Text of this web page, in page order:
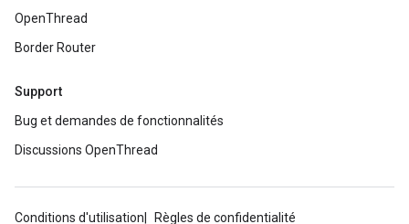
OpenThread
Border Router
Support
Bug et demandes de fonctionnalités
Discussions OpenThread
Conditions d'utilisation Règles de confidentialité